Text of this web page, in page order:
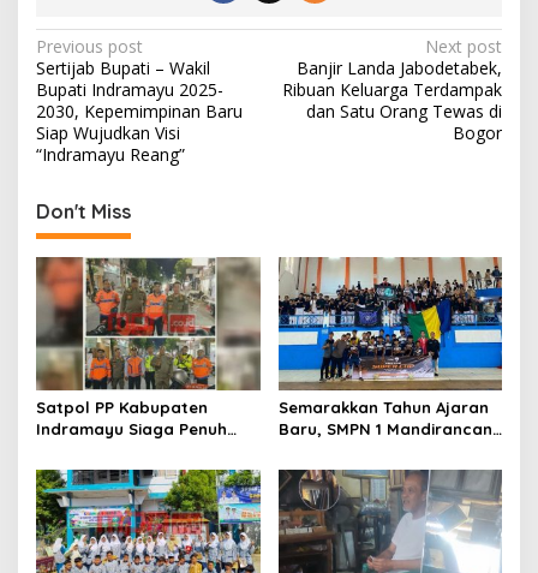
o
k
n
P
o
s
t
a
v
i
g
a
t
i
n
Previous post
Sertijab Bupati – Wakil
Bupati Indramayu 2025-
2030, Kepemimpinan Baru
Siap Wujudkan Visi
“Indramayu Reang”
Next post
Banjir Landa Jabodetabek,
Ribuan Keluarga Terdampak
dan Satu Orang Tewas di
Bogor
Don't Miss
Satpol PP Kabupaten
Indramayu Siaga Penuh
Pastikan Masyarakat
Nyaman Beraktivitas
Semarakkan Tahun Ajaran
Baru, SMPN 1 Mandirancan
Futsal dan Pencak Silat